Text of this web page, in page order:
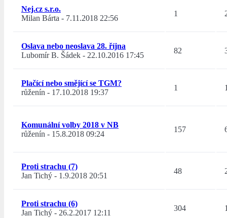
Nej.cz s.r.o.
Milan Bárta - 7.11.2018 22:56
1
Oslava nebo neoslava 28. října
Lubomír B. Šádek - 22.10.2016 17:45
82
Plačící nebo smějící se TGM?
růženín - 17.10.2018 19:37
1
Komunální volby 2018 v NB
růženín - 15.8.2018 09:24
157
Proti strachu (7)
Jan Tichý - 1.9.2018 20:51
48
Proti strachu (6)
Jan Tichý - 26.2.2017 12:11
304